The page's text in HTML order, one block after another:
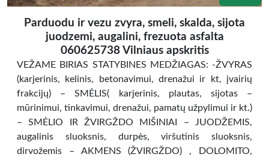
Parduodu ir vezu zvyra, smeli, skalda, sijota
juodzemi, augalini, frezuota asfalta
060625738 Vilniaus apskritis
VEŽAME BIRIAS STATYBINES MEDŽIAGAS: -ŽVYRAS
(karjerinis, kelinis, betonavimui, drenažui ir kt, įvairių
frakcijų) – SMĖLIS( karjerinis, plautas, sijotas –
mūrinimui, tinkavimui, drenažui, pamatų užpylimui ir kt.)
– SMĖLIO IR ŽVIRGŽDO MIŠINIAI – JUODŽEMIS,
augalinis sluoksnis, durpės, viršutinis sluoksnis,
dirvožemis – AKMENS (ŽVIRGŽDO) , DOLOMITO,